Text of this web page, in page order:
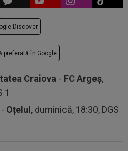
Discover
preferată în Google
Craiova - FC Argeș,
1
- Oțelul, duminică, 18:30, DGS